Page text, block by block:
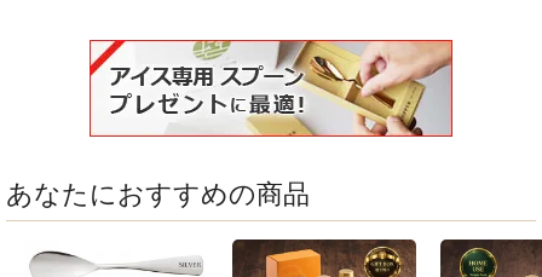
あなたにおすすめの商品